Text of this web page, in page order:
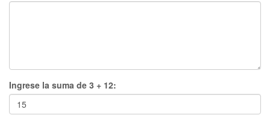
Ingrese la suma de 3 + 12: